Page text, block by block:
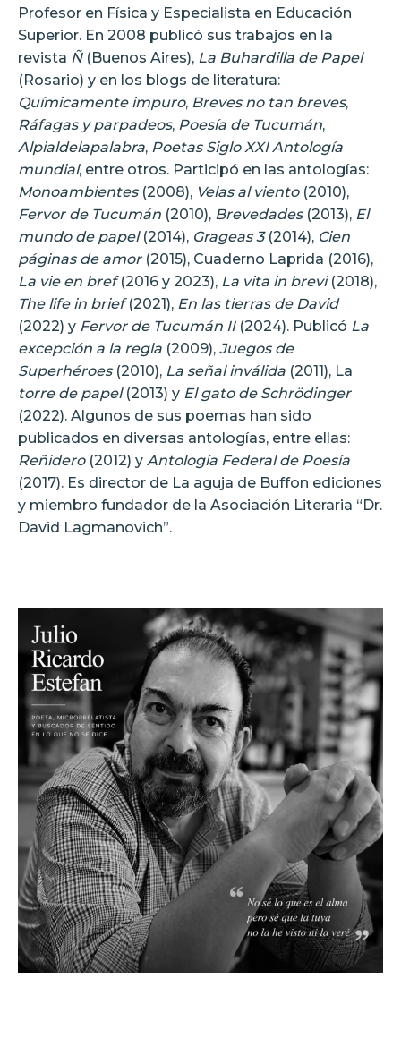
Profesor en Física y Especialista en Educación
Superior. En 2008 publicó sus trabajos en la
revista Ñ (Buenos Aires), La Buhardilla de Papel
(Rosario) y en los blogs de literatura:
Químicamente impuro, Breves no tan breves,
Ráfagas y parpadeos, Poesía de Tucumán,
Alpialdelapalabra, Poetas Siglo XXI Antología
mundial, entre otros. Participó en las antologías:
Monoambientes(2008), Velas al viento(2010),
Fervor de Tucumán (2010), Brevedades(2013), El
mundo de papel(2014), Grageas 3(2014), Cien
páginas de amor(2015), Cuaderno Laprida (2016),
La vie en bref(2016 y 2023), La vita in brevi(2018),
The life in brief(2021), En las tierras de David
(2022) y Fervor de Tucumán II(2024). Publicó La
excepción a la regla (2009), Juegos de
Superhéroes(2010), La señal inválida (2011), La
torre de papel(2013) y El gato de Schrödinger
(2022). Algunos de sus poemas han sido
publicados en diversas antologías, entre ellas:
Reñidero(2012) y Antología Federal de Poesía
(2017). Es director de La aguja de Buffon ediciones
y miembro fundador de la Asociación Literaria “Dr.
David Lagmanovich”.